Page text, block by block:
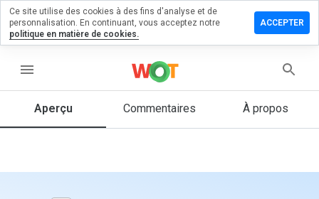
menu
Aperçu Commentaires À propos
un
Quelle
donneriez-
Ce site utilise des cookies à des fins d'analyse et de
personnalisation. En continuant, vous acceptez notre
politique en matière de cookies.
ACCEPTER